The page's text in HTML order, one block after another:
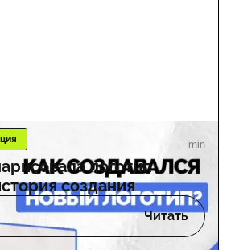
min
логотип
создания
Читать